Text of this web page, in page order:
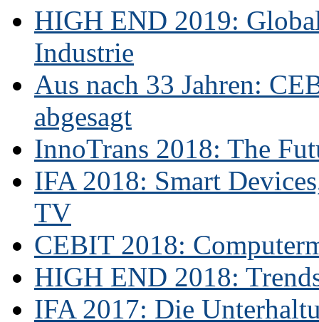
HIGH END 2019:
Industrie
Aus nach 33 Jahren:
abgesagt
InnoTrans 2018: The
IFA 2018: Smart
TV
CEBIT 2018:
HIGH END 2018:
IFA 2017: Die